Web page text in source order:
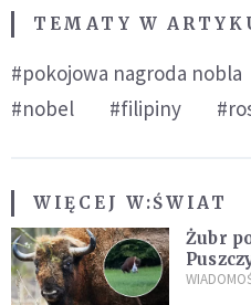
TEMATY W
#pokojowa nagroda nobla
#nobel
#filipiny
WIĘCEJ W:ŚWIAT
Żubr
daje